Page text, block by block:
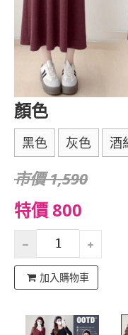
顏色
黑色 灰色 酒
市價 1,590
特價 800
加入購物車